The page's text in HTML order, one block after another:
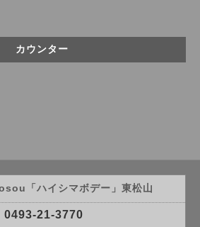
カウンター
「ハイシマボデー」東松山
0493-21-3770